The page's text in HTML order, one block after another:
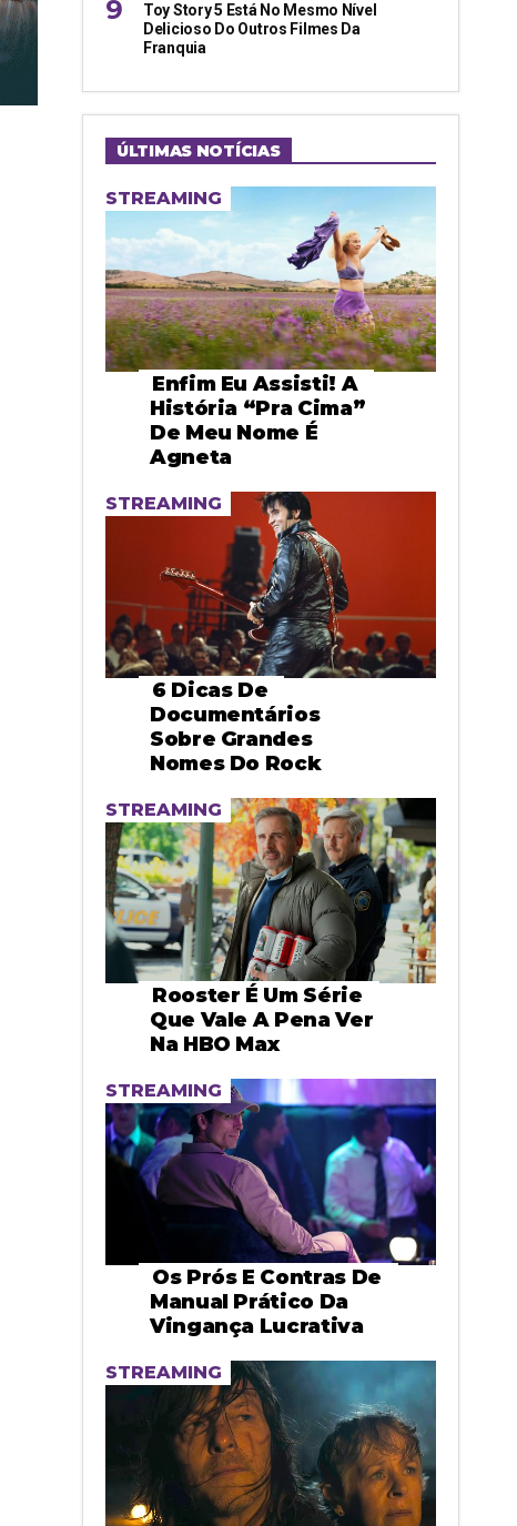
Toy Story 5 Está No Mesmo Nível
Delicioso Do Outros Filmes Da
Franquia
ÚLTIMAS NOTÍCIAS
STREAMING
Enfim Eu Assisti! A
História “pra Cima”
De Meu Nome É
Agneta
STREAMING
6 Dicas De
Documentários
Sobre Grandes
Nomes Do Rock
STREAMING
Rooster É Um Série
Que Vale A Pena Ver
Na HBO Max
STREAMING
Os Prós E Contras De
Manual Prático Da
Vingança Lucrativa
STREAMING